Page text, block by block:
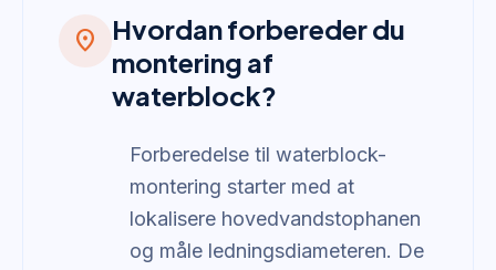
location_on
Hvordan forbereder du
montering af
waterblock?
Forberedelse til waterblock-
montering starter med at
lokalisere hovedvandstophanen
og måle ledningsdiameteren. De